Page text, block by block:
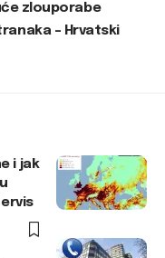
zlouporabe
– Hrvatski
i jak